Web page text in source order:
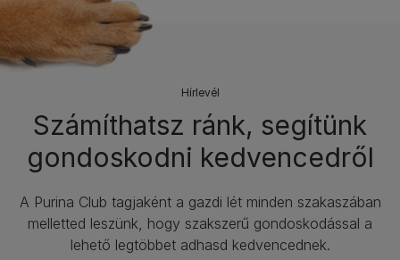
Hírlevél​
Számíthatsz ránk, segítünk
gondoskodni kedvencedről
A Purina Club tagjaként a gazdi lét minden szakaszában
melletted leszünk, hogy szakszerű gondoskodással a
lehető legtöbbet adhasd kedvencednek.